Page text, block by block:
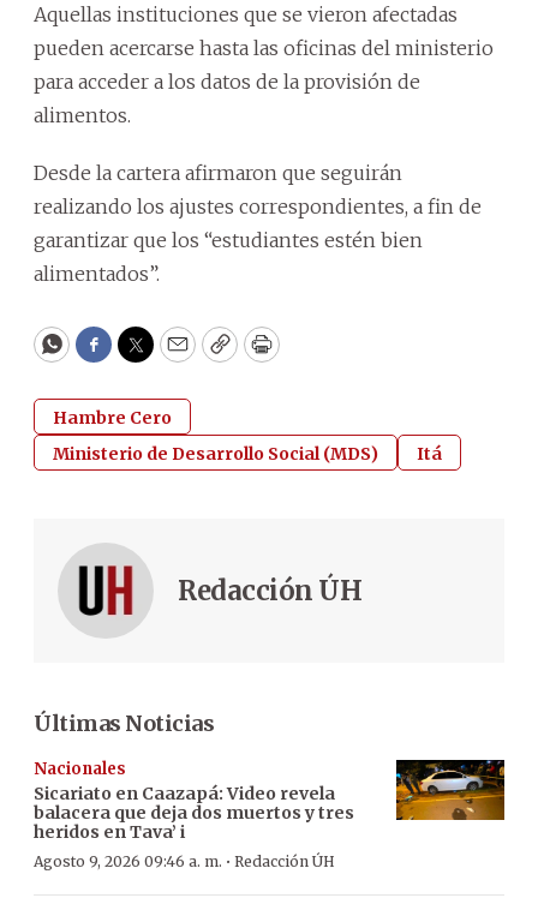
Aquellas instituciones que se vieron afectadas
pueden acercarse hasta las oficinas del ministerio
para acceder a los datos de la provisión de
alimentos.
Desde la cartera afirmaron que seguirán
realizando los ajustes correspondientes, a fin de
garantizar que los “estudiantes estén bien
alimentados”.
WhatsApp
Facebook
Twitter
EmailCopyPrint
Hambre Cero
Ministerio de Desarrollo Social (MDS)
Itá
Redacción ÚH
Últimas Noticias
Nacionales
Sicariato en Caazapá: Video revela
balacera que deja dos muertos y tres
heridos en Tava’ i
Agosto 9, 2026 09:46 a. m. · Redacción ÚH